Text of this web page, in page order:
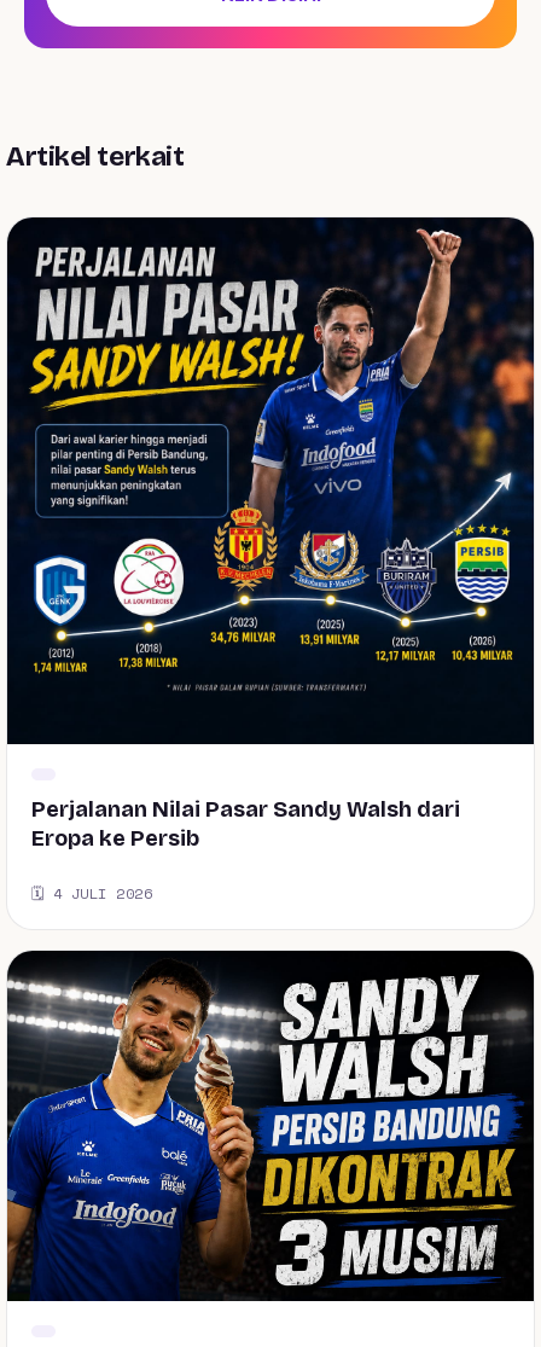
Artikel terkait
Perjalanan Nilai Pasar Sandy Walsh dari
Eropa ke Persib
🗓️ 4 JULI 2026